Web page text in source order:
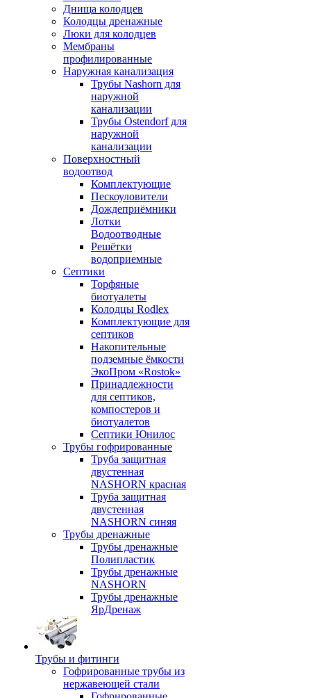
Днища колодцев
Колодцы дренажные
Люки для колодцев
Мембраны
профилированные
Наружная канализация
Трубы Nashorn для
наружной
канализации
Трубы Ostendorf для
наружной
канализации
Поверхностный
водоотвод
Комплектующие
Пескоуловители
Дождеприёмники
Лотки
Водоотводные
Решётки
водоприемные
Септики
Торфяные
биотуалеты
Колодцы Rodlex
Комплектующие для
септиков
Накопительные
подземные ёмкости
ЭкоПром «Rostok»
Принадлежности
для септиков,
компостеров и
биотуалетов
Септики Юнилос
Трубы гофрированные
Труба защитная
двустенная
NASHORN красная
Труба защитная
двустенная
NASHORN синяя
Трубы дренажные
Трубы дренажные
Полипластик
Трубы дренажные
NASHORN
Трубы дренажные
ЯрДренаж
Трубы и фитинги
Гофрированные трубы из
нержавеющей стали